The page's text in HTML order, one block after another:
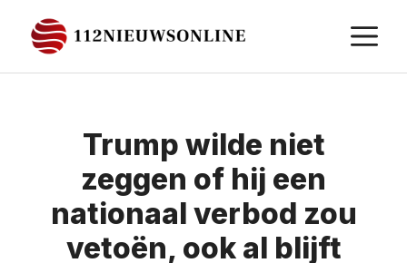
naar
de
Trump wilde niet
zeggen of hij een
nationaal verbod zou
vetoën, ook al blijft